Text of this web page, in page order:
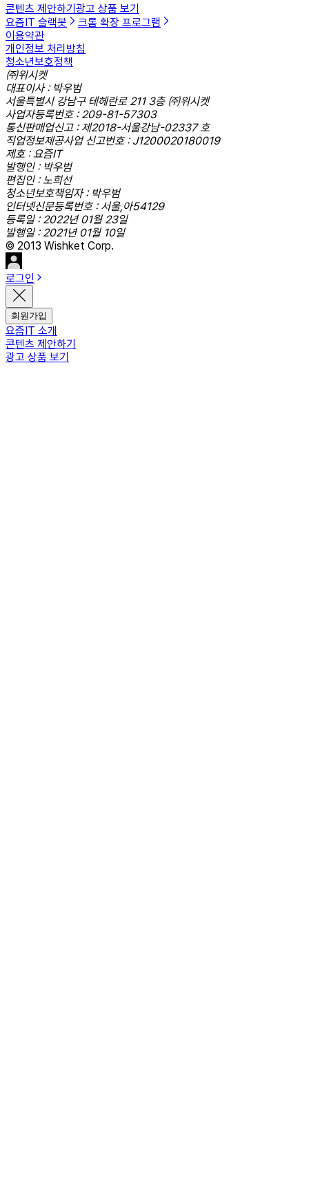
콘텐츠 제안하기 광고 상품 보기
요즘IT 슬랙봇
크롬 확장 프로그램
이용약관
개인정보 처리방침
청소년보호정책
㈜위시켓
대표이사 : 박우범
서울특별시 강남구 테헤란로 211 3층 ㈜위시켓
사업자등록번호 : 209-81-57303
통신판매업신고 : 제2018-서울강남-02337 호
직업정보제공사업 신고번호 : J1200020180019
제호 : 요즘IT
발행인 : 박우범
편집인 : 노희선
청소년보호책임자 : 박우범
인터넷신문등록번호 : 서울,아54129
등록일 : 2022년 01월 23일
발행일 : 2021년 01월 10일
© 2013 Wishket Corp.
로그인
회원가입
요즘IT 소개
콘텐츠 제안하기
광고 상품 보기